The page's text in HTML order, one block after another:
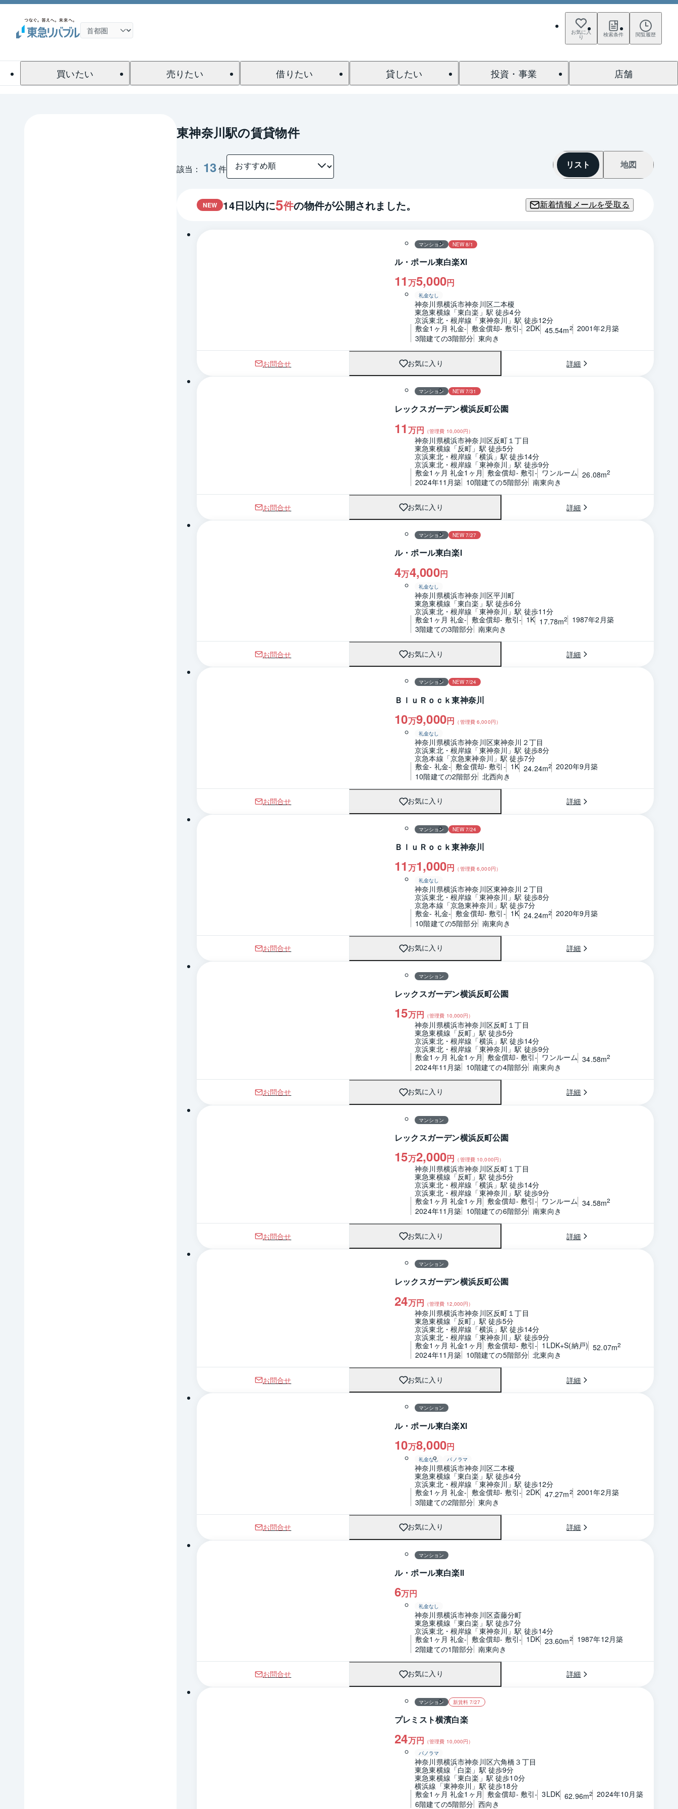
お気に入
り 検索条件 閲覧履歴
買いたい 売りたい 借りたい 貸したい 投資・事業 店舗
東神奈川駅の賃貸物件
該当： 13件 リスト 地図
NEW 14日以内に5件の物件が公開されました。 新着情報メールを受取る
マンション NEW 8/1
ル・ポール東白楽ⅩⅠ
11 万5,000円
礼金なし
神奈川県横浜市神奈川区二本榎
東急東横線「東白楽」駅 徒歩4分
京浜東北・根岸線「東神奈川」駅 徒歩12分
敷金1ヶ月 礼金- 敷金償却- 敷引- 2DK 45.54m2 2001年2月築
3階建ての3階部分 東向き
お問合せ お気に入り 詳細
マンション NEW 7/31
レックスガーデン横浜反町公園
11 万円 （管理費 10,000円）
神奈川県横浜市神奈川区反町１丁目
東急東横線「反町」駅 徒歩5分
京浜東北・根岸線「横浜」駅 徒歩14分
京浜東北・根岸線「東神奈川」駅 徒歩9分
敷金1ヶ月 礼金1ヶ月 敷金償却- 敷引- ワンルーム 26.08m2
2024年11月築 10階建ての5階部分 南東向き
お問合せ お気に入り 詳細
マンション NEW 7/27
ル・ポール東白楽Ⅰ
4万4,000円
礼金なし
神奈川県横浜市神奈川区平川町
東急東横線「東白楽」駅 徒歩6分
京浜東北・根岸線「東神奈川」駅 徒歩11分
敷金1ヶ月 礼金- 敷金償却- 敷引- 1K 17.78m2
1987年2月築
3階建ての3階部分 南東向き
お問合せ お気に入り 詳細
マンション NEW 7/24
ＢｌｕＲｏｃｋ東神奈川
10万9,000円 （管理費6,000円）
礼金なし
神奈川県横浜市神奈川区東神奈川２丁目
京浜東北・根岸線「東神奈川」駅 徒歩8分
京急本線「京急東神奈川」駅 徒歩7分
敷金- 礼金- 敷金償却- 敷引- 1K 24.24m2 2020年9月築
10階建ての2階部分 北西向き
お問合せ お気に入り 詳細
マンション NEW 7/24
ＢｌｕＲｏｃｋ東神奈川
11 万1,000円 （管理費6,000円）
礼金なし
神奈川県横浜市神奈川区東神奈川２丁目
京浜東北・根岸線「東神奈川」駅 徒歩8分
京急本線「京急東神奈川」駅 徒歩7分
敷金- 礼金- 敷金償却- 敷引- 1K 24.24m2 2020年9月築
10階建ての5階部分 南東向き
お問合せ お気に入り 詳細
マンション
レックスガーデン横浜反町公園
15万円 （管理費 10,000円）
神奈川県横浜市神奈川区反町１丁目
東急東横線「反町」駅 徒歩5分
京浜東北・根岸線「横浜」駅 徒歩14分
京浜東北・根岸線「東神奈川」駅 徒歩9分
敷金1ヶ月 礼金1ヶ月 敷金償却- 敷引- ワンルーム 34.58m2
2024年11月築 10階建ての4階部分 南東向き
お問合せ お気に入り 詳細
マンション
レックスガーデン横浜反町公園
15万2,000円 （管理費 10,000円）
神奈川県横浜市神奈川区反町１丁目
東急東横線「反町」駅 徒歩5分
京浜東北・根岸線「横浜」駅 徒歩14分
京浜東北・根岸線「東神奈川」駅 徒歩9分
敷金1ヶ月 礼金1ヶ月 敷金償却- 敷引- ワンルーム 34.58m2
2024年11月築 10階建ての6階部分 南東向き
お問合せ お気に入り 詳細
マンション
レックスガーデン横浜反町公園
24万円 （管理費 12,000円）
神奈川県横浜市神奈川区反町１丁目
東急東横線「反町」駅 徒歩5分
京浜東北・根岸線「横浜」駅 徒歩14分
京浜東北・根岸線「東神奈川」駅 徒歩9分
敷金1ヶ月 礼金1ヶ月 敷金償却- 敷引- 1LDK+S(納戸) 52.07m2
2024年11月築 10階建ての5階部分 北東向き
お問合せ お気に入り 詳細
マンション
ル・ポール東白楽ⅩⅠ
10万8,000円
礼金なし パノラマ
神奈川県横浜市神奈川区二本榎
東急東横線「東白楽」駅 徒歩4分
京浜東北・根岸線「東神奈川」駅 徒歩12分
敷金1ヶ月 礼金- 敷金償却- 敷引- 2DK 47.27m2 2001年2月築
3階建ての2階部分 東向き
お問合せ お気に入り 詳細
マンション
ル・ポール東白楽Ⅱ
6万円
礼金なし
神奈川県横浜市神奈川区斎藤分町
東急東横線「東白楽」駅 徒歩7分
京浜東北・根岸線「東神奈川」駅 徒歩14分
敷金1ヶ月 礼金- 敷金償却- 敷引- 1DK 23.60m2
1987年12月築
2階建ての1階部分 南東向き
お問合せ お気に入り 詳細
マンション 新賃料 7/27
プレミスト横濱白楽
24万円 （管理費 10,000円）
パノラマ
神奈川県横浜市神奈川区六角橋３丁目
東急東横線「白楽」駅 徒歩9分
東急東横線「東白楽」駅 徒歩10分
横浜線「東神奈川」駅 徒歩18分
敷金1ヶ月 礼金1ヶ月 敷金償却- 敷引- 3LDK 62.96m2 2024年10月築
6階建ての5階部分 西向き